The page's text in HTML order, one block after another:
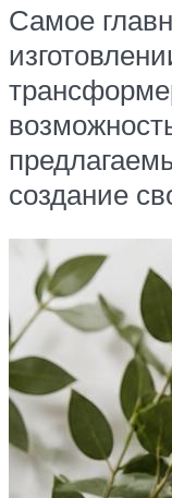
Самое
создание